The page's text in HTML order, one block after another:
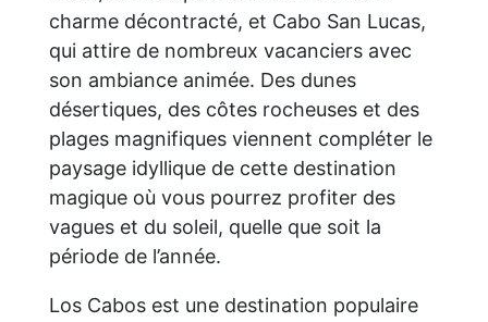
charme décontracté, et Cabo San Lucas,
qui attire de nombreux vacanciers avec
son ambiance animée. Des dunes
désertiques, des côtes rocheuses et des
plages magnifiques viennent compléter le
paysage idyllique de cette destination
magique où vous pourrez profiter des
vagues et du soleil, quelle que soit la
période de l’année.
Los Cabos est une destination populaire